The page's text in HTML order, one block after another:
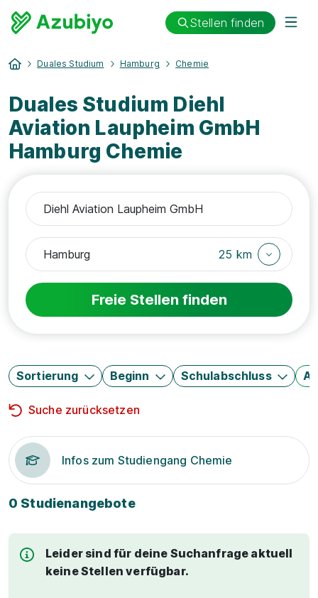
Stellen finden
Duales Studium Hamburg Chemie
Duales Studium Diehl
Aviation Laupheim GmbH
Hamburg Chemie
25 km
Freie Stellen finden
Sortierung Beginn Schulabschluss
Suche zurücksetzen
Infos zum Studiengang Chemie
0 Studienangebote
Leider sind für deine Suchanfrage aktuell
keine Stellen verfügbar.